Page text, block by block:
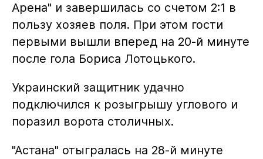
Арена" и завершилась со счетом 2:1 в
пользу хозяев поля. При этом гости
первыми вышли вперед на 20-й минуте
после гола Бориса Лотоцького.
Украинский защитник удачно
подключился к розыгрышу углового и
поразил ворота столичных.
"Астана" отыгралась на 28-й минуте